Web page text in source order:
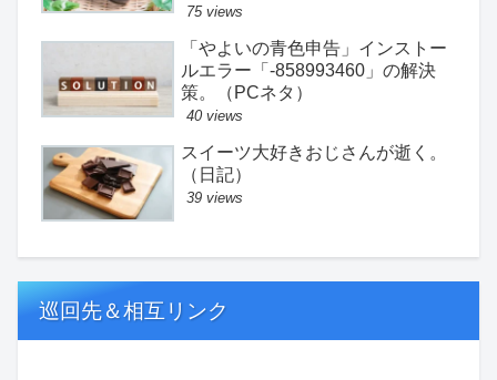
75 views
「やよいの青色申告」インストー
ルエラー「-858993460」の解決
策。（PCネタ）
40 views
スイーツ大好きおじさんが逝く。
（日記）
39 views
巡回先＆相互リンク